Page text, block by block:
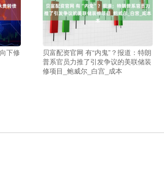
下修
贝富配资官网 有“内鬼”？报道：特朗
普系官员力推了引发争议的美联储装
修项目_鲍威尔_白宫_成本